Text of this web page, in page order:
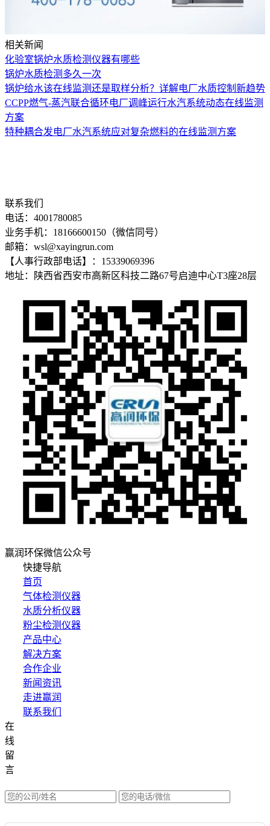
相关新闻
化验室锅炉水质检测仪器有哪些
锅炉水质检测多久一次
锅炉给水该在线监测还是取样分析？详解电厂水质控制新趋势
CCPP燃气-蒸汽联合循环电厂调峰运行水汽系统动态在线监测
方案
特种耦合发电厂水汽系统应对复杂燃料的在线监测方案
联系我们
电话：4001780085
业务手机：18166600150（微信同号）
邮箱：wsl@xayingrun.com
【人事行政部电话】：15339069396
地址：陕西省西安市高新区科技二路67号启迪中心T3座28层
赢润环保微信公众号
快捷导航
首页
气体检测仪器
水质分析仪器
粉尘检测仪器
产品中心
解决方案
合作企业
新闻资讯
走进赢润
联系我们
在
线
留
言